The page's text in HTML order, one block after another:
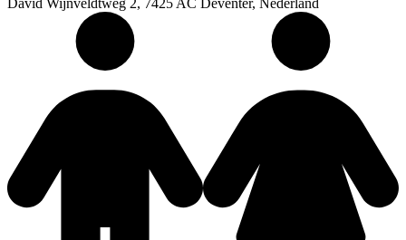
David Wijnveldtweg 2, 7425 AC Deventer, Nederland